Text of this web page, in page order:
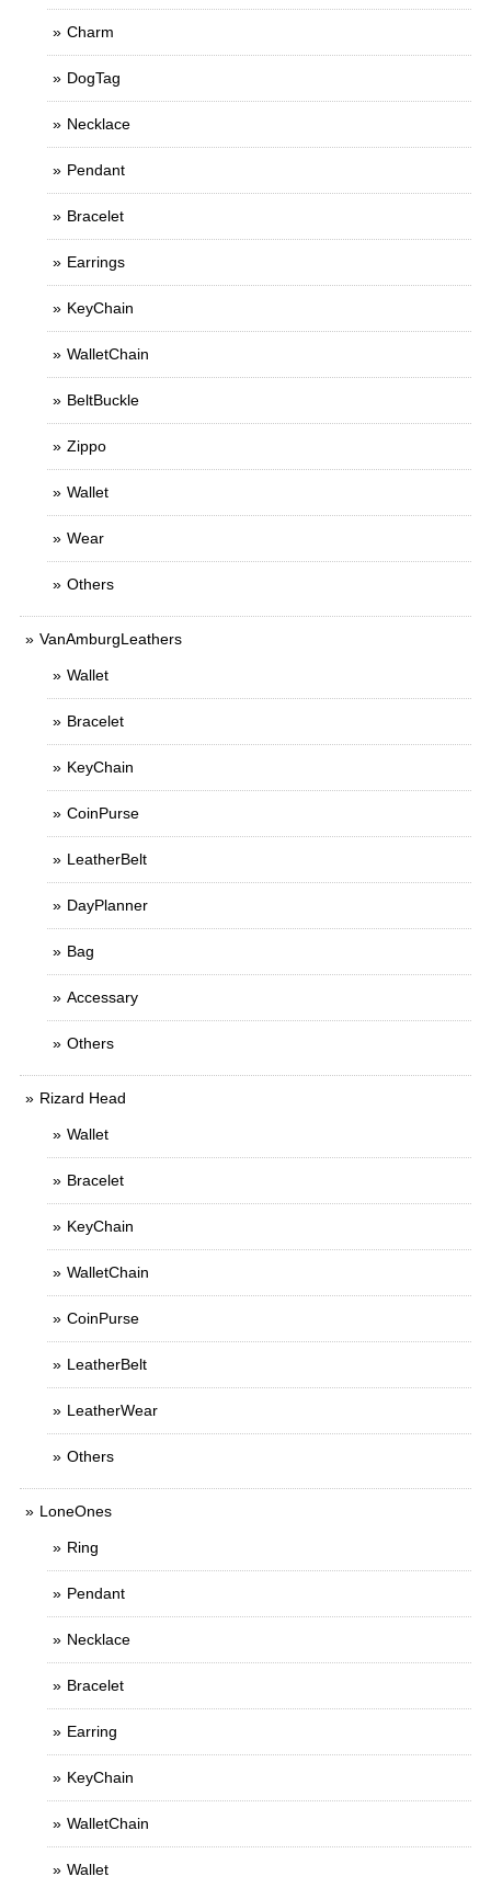
Charm
DogTag
Necklace
Pendant
Bracelet
Earrings
KeyChain
WalletChain
BeltBuckle
Zippo
Wallet
Wear
Others
VanAmburgLeathers
Wallet
Bracelet
KeyChain
CoinPurse
LeatherBelt
DayPlanner
Bag
Accessary
Others
Rizard Head
Wallet
Bracelet
KeyChain
WalletChain
CoinPurse
LeatherBelt
LeatherWear
Others
LoneOnes
Ring
Pendant
Necklace
Bracelet
Earring
KeyChain
WalletChain
Wallet